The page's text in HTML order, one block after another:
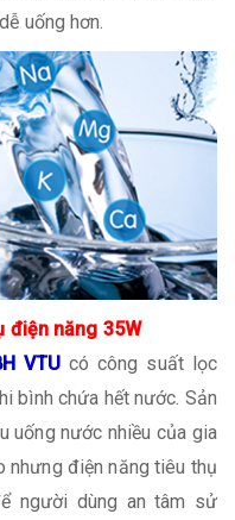
uống hơn.
điện năng 35W
VTU có công suất lọc
bình chứa hết nước. Sản
uống nước nhiều của gia
nhưng điện năng tiêu thụ
người dùng an tâm sử